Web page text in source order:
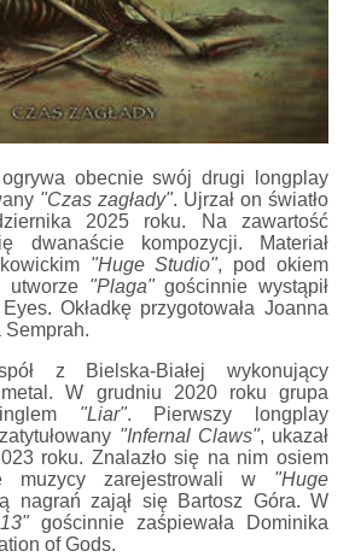
ogrywa obecnie swój drugi longplay
"Czas zagłady". Ujrzał on światło
2025 roku. Na zawartość
dwanaście kompozycji. Materiał
"Huge Studio", pod okiem
utworze "Plaga"gościnnie wystąpił
Okładkę przygotowała Joanna
Semprah.
z Bielska-Białej wykonujący
W grudniu 2020 roku grupa
"Liar". Pierwszy longplay
"Infernal Claws", ukazał
roku. Znalazło się na nim osiem
muzycy zarejestrowali w "Huge
nagrań zajął się Bartosz Góra. W
gościnnie zaśpiewała Dominika
of Gods.